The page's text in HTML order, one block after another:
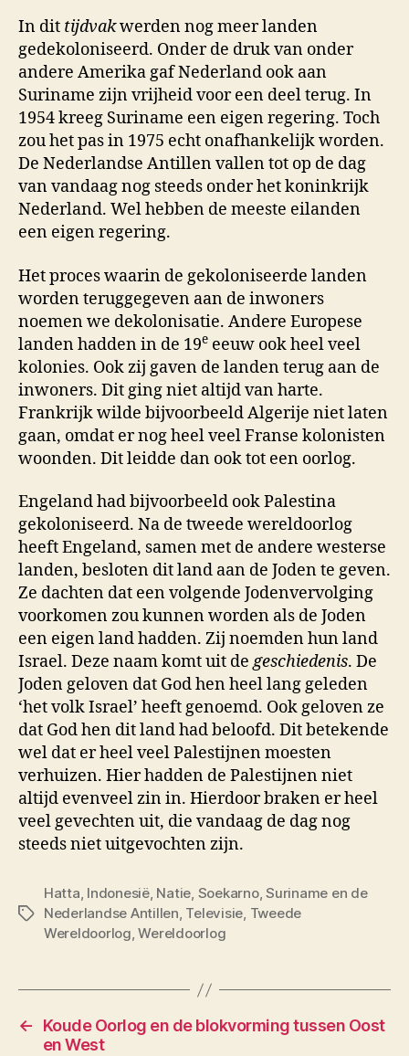
In dit tijdvakwerden nog meer landen
gedekoloniseerd. Onder de druk van onder
andere Amerika gaf Nederland ook aan
Suriname zijn vrijheid voor een deel terug. In
1954 kreeg Suriname een eigen regering. Toch
zou het pas in 1975 echt onafhankelijk worden.
De Nederlandse Antillen vallen tot op de dag
van vandaag nog steeds onder het koninkrijk
Nederland. Wel hebben de meeste eilanden
een eigen regering.
Het proces waarin de gekoloniseerde landen
worden teruggegeven aan de inwoners
noemen we dekolonisatie. Andere Europese
landen hadden in de 19e eeuw ook heel veel
kolonies. Ook zij gaven de landen terug aan de
inwoners. Dit ging niet altijd van harte.
Frankrijk wilde bijvoorbeeld Algerije niet laten
gaan, omdat er nog heel veel Franse kolonisten
woonden. Dit leidde dan ook tot een oorlog.
Engeland had bijvoorbeeld ook Palestina
gekoloniseerd. Na de tweede wereldoorlog
heeft Engeland, samen met de andere westerse
landen, besloten dit land aan de Joden te geven.
Ze dachten dat een volgende Jodenvervolging
voorkomen zou kunnen worden als de Joden
een eigen land hadden. Zij noemden hun land
Israel. Deze naam komt uit degeschiedenis. De
Joden geloven dat God hen heel lang geleden
‘het volk Israel’ heeft genoemd. Ook geloven ze
dat God hen dit land had beloofd. Dit betekende
wel dat er heel veel Palestijnen moesten
verhuizen. Hier hadden de Palestijnen niet
altijd evenveel zin in. Hierdoor braken er heel
veel gevechten uit, die vandaag de dag nog
steeds niet uitgevochten zijn.
Tags
Hatta, Indonesië, Natie, Soekarno,Suriname en de
Nederlandse Antillen, Televisie, Tweede
Wereldoorlog,Wereldoorlog
←
Koude Oorlog en de blokvorming tussen Oost
en West